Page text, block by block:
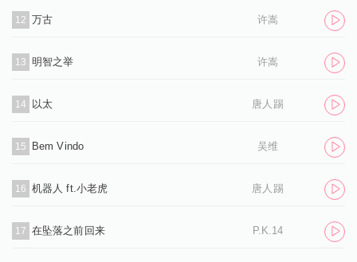
12 万古 许嵩
13 明智之举 许嵩
14 以太 唐人踢
15 Bem Vindo 吴维
16 机器人 ft.小老虎 唐人踢
17 在坠落之前回来 P.K.14